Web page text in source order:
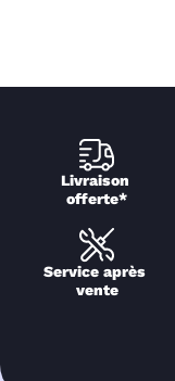
Livraison
offerte*
Service après
vente